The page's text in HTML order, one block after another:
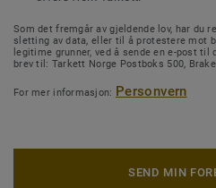
Som det fremgår av gjeldende lov, har du
sletting av data, eller til å protestere mot
legitime grunner, ved å sende en e-post
brev til: Tarkett Norge Postboks 500,
For mer informasjon: Personvern
SEND MIN